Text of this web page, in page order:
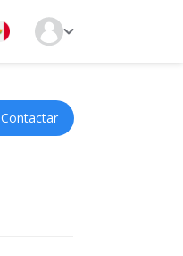
Contactar